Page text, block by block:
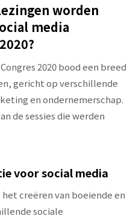
worden
media
2020 bood een breed
gericht op verschillende
en ondernemerschap.
de sessies die werden
voor social media
creëren van boeiende en
sociale